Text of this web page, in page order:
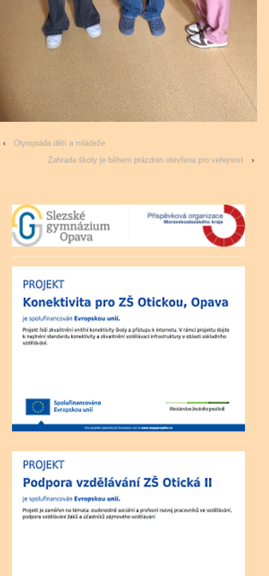
‹
Olympiáda dětí a mládeže
Zahrada školy je během prázdnin otevřena pro veřejnost
›